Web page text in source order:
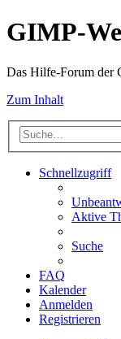
GIMP-
Das Hilfe-Forum der
Zum Inhalt
Schnellzugriff
Aktive
Suche
FAQ
Kalender
Anmelden
Registrieren